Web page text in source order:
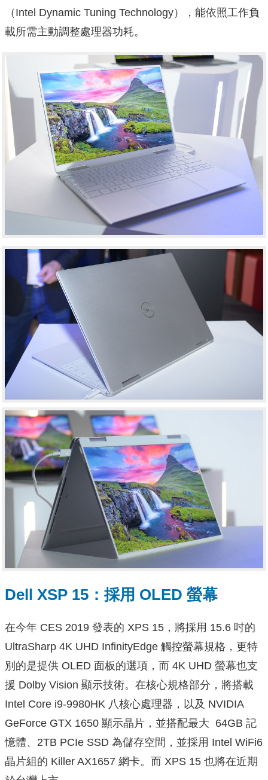
（Intel Dynamic Tuning Technology），能依照工作負
載所需主動調整處理器功耗。
Dell XSP 15：採用 OLED 螢幕
在今年 CES 2019 發表的 XPS 15，將採用 15.6 吋的
UltraSharp 4K UHD InfinityEdge 觸控螢幕規格，更特
別的是提供 OLED 面板的選項，而 4K UHD 螢幕也支
援 Dolby Vision 顯示技術。在核心規格部分，將搭載
Intel Core i9-9980HK 八核心處理器，以及 NVIDIA
GeForce GTX 1650 顯示晶片，並搭配最大 64GB 記
憶體、2TB PCIe SSD 為儲存空間，並採用 Intel WiFi6
晶片組的 Killer AX1657 網卡。而 XPS 15 也將在近期